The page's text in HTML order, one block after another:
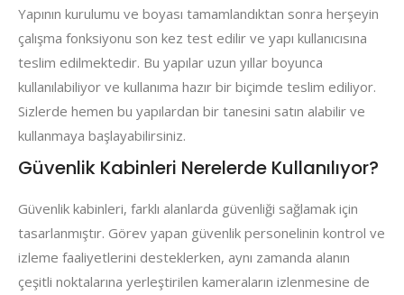
Yapının kurulumu ve boyası tamamlandıktan sonra herşeyin
çalışma fonksiyonu son kez test edilir ve yapı kullanıcısına
teslim edilmektedir. Bu yapılar uzun yıllar boyunca
kullanılabiliyor ve kullanıma hazır bir biçimde teslim ediliyor.
Sizlerde hemen bu yapılardan bir tanesini satın alabilir ve
kullanmaya başlayabilirsiniz.
Güvenlik Kabinleri Nerelerde Kullanılıyor?
Güvenlik kabinleri, farklı alanlarda güvenliği sağlamak için
tasarlanmıştır. Görev yapan güvenlik personelinin kontrol ve
izleme faaliyetlerini desteklerken, aynı zamanda alanın
çeşitli noktalarına yerleştirilen kameraların izlenmesine de